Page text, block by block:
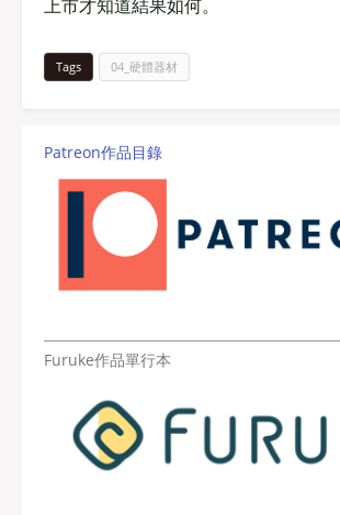
上市才知道結果如何。
Tags 04_硬體器材
Patreon作品目錄
Furuke作品單行本